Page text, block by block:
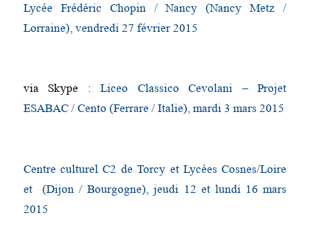
Lycée Frédéric Chopin / Nancy (Nancy Metz /
Lorraine), vendredi 27 février 2015
via Skype :Liceo Classico Cevolani – Projet
ESABAC / Cento (Ferrare / Italie), mardi 3 mars 2015
Centre culturel C2 de Torcy et Lycées Cosnes/Loire
et (Dijon / Bourgogne), jeudi 12 et lundi 16 mars
2015